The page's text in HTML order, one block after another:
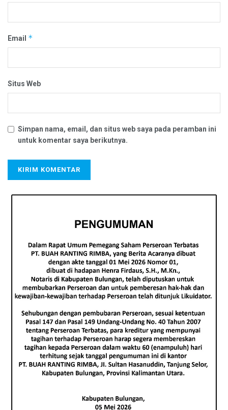
Email *
Situs Web
Simpan nama, email, dan situs web saya pada peramban ini
untuk komentar saya berikutnya.